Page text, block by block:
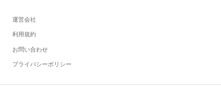
運営会社
利用規約
お問い合わせ
プライバシーポリシー